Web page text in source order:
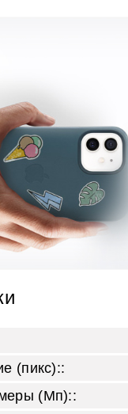
(пикс)::
(Мп)::